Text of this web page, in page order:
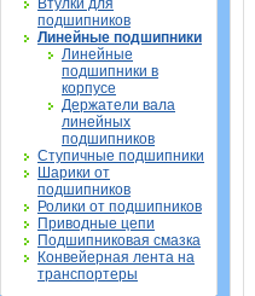
Втулки для
подшипников
Линейные подшипники
Линейные
подшипники в
корпусе
Держатели вала
линейных
подшипников
Ступичные подшипники
Шарики от
подшипников
Ролики от подшипников
Приводные цепи
Подшипниковая смазка
Конвейерная лента на
транспортеры